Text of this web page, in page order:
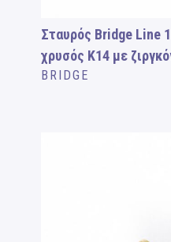
Σταυρός Bridge Line
χρυσός Κ14 με
BRIDGE